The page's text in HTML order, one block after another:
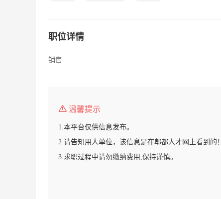
职位详情
销售
温馨提示
1.本平台仅供信息发布。
2.请告知用人单位，该信息是在郫都人才网上看到的！
3.求职过程中请勿缴纳费用,保持谨慎。